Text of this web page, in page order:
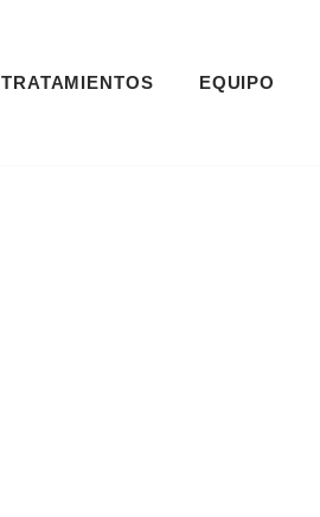
TRATAMIENTOS EQUIPO